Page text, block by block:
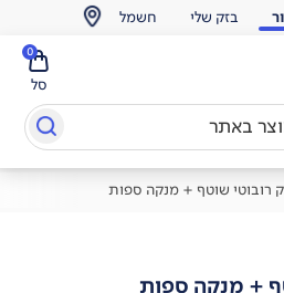
בזק שלי חשמל
סל
0
רובוטי שוטף + מנקה ספות
+ מנקה ספות